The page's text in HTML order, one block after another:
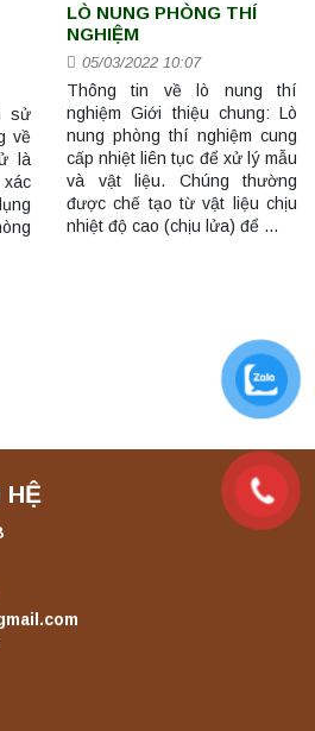
sử
về
là
LÒ NUNG PHÒNG THÍ
NGHIỆM
05/03/2022 10:07
Thông tin về lò nung thí
nghiệm Giới thiệu chung: Lò
nung phòng thí nghiệm cung
cấp nhiệt liên tục để xử lý mẫu
và vật liệu. Chúng thường
được chế tạo từ vật liệu chịu
nhiệt độ cao (chịu lửa) để …
HỆ